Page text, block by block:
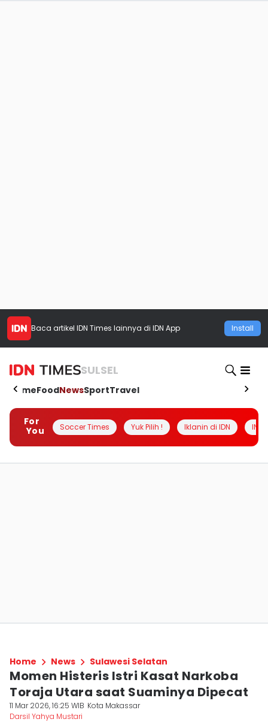
Baca artikel IDN Times lainnya di IDN App Install
SULSEL
HomeFoodNewsSportTravel
For
You
Soccer Times Yuk Pilih ! Iklanin di IDN
Home News Sulawesi Selatan
Momen Histeris Istri Kasat Narkoba
Toraja Utara saat Suaminya Dipecat
11 Mar 2026, 16:25 WIB Kota Makassar
Darsil Yahya Mustari